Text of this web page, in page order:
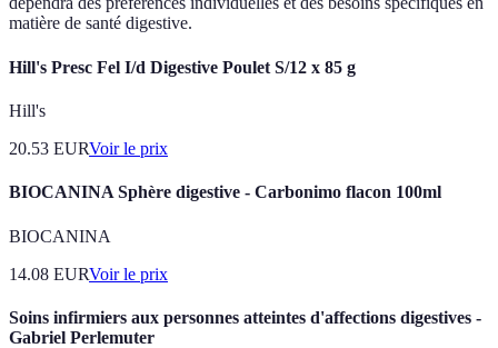
matière de santé digestive.
Hill's Presc Fel I/d Digestive Poulet S/12 x 85 g
Hill's
20.53 EURVoir le prix
BIOCANINA Sphère digestive - Carbonimo flacon 100ml
BIOCANINA
14.08 EURVoir le prix
Soins infirmiers aux personnes atteintes d'affections digestives -
Gabriel Perlemuter